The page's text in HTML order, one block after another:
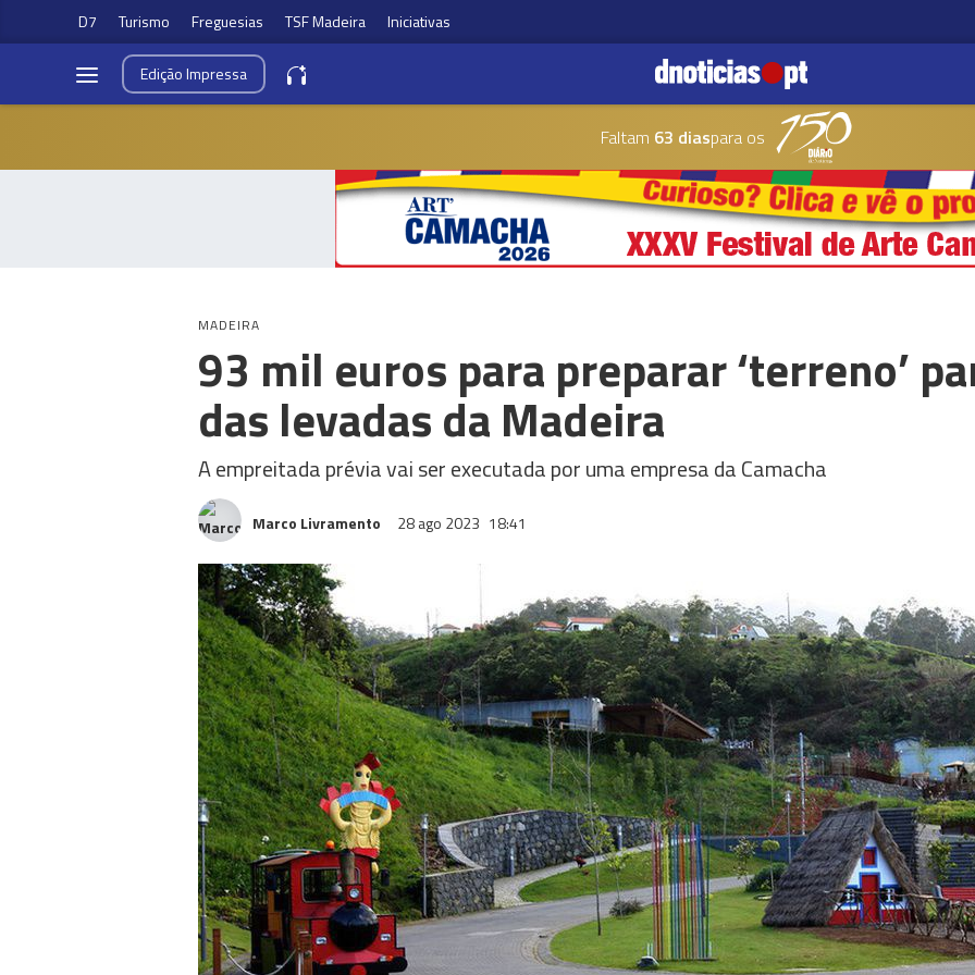
D7 Turismo Freguesias TSF Madeira Iniciativas
EdiçãoImpressa
Faltam 63 diaspara os
MADEIRA
93 mil euros para preparar ‘terreno’
das levadas da Madeira
A empreitada prévia vai ser executada por uma empresa da Camacha
Marco Livramento 28 ago 2023 18:41